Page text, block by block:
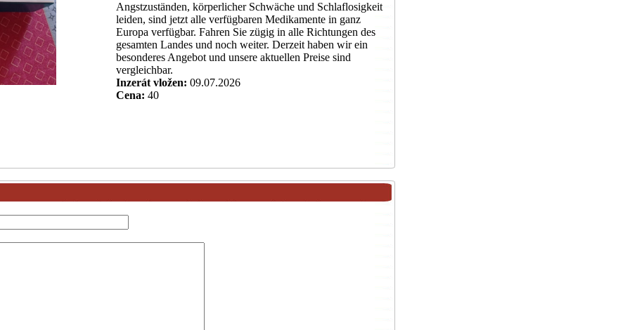
Angstzuständen, körperlicher Schwäche und Schlaflosigkeit
leiden, sind jetzt alle verfügbaren Medikamente in ganz
Europa verfügbar. Fahren Sie zügig in alle Richtungen des
gesamten Landes und noch weiter. Derzeit haben wir ein
besonderes Angebot und unsere aktuellen Preise sind
vergleichbar.
Inzerát vložen: 09.07.2026
Cena: 40